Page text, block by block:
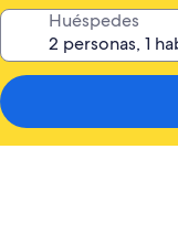
Huéspedes